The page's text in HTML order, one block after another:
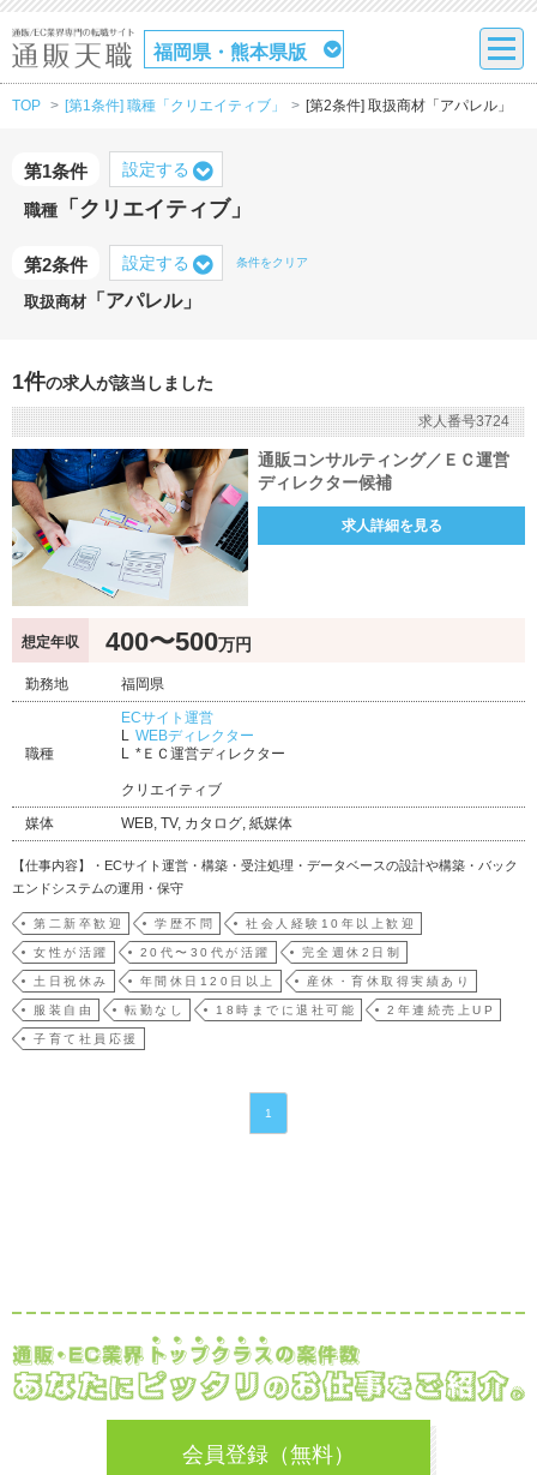
福岡県・熊本県版
TOP [第1条件] 職種「クリエイティブ」 [第2条件] 取扱商材「アパレル」
第1条件
職種 「クリエイティブ」
設定する
第2条件
取扱商材 「アパレル」
設定する 条件をクリア
1件の求人が該当しました
求人番号3724
通販コンサルティング／ＥＣ運営
ディレクター候補
求人詳細を見る
想定年収 400〜500万円
勤務地 福岡県
職種
ECサイト運営
WEBディレクター
*ＥＣ運営ディレクター
クリエイティブ
媒体
WEB, TV, カタログ, 紙媒体
【仕事内容】・ECサイト運営・構築・受注処理・データベースの設計や構築・バック
エンドシステムの運用・保守
第二新卒歓迎 学歴不問 社会人経験10年以上歓迎
女性が活躍 20代〜30代が活躍 完全週休2日制
土日祝休み 年間休日120日以上 産休・育休取得実績あり
服装自由 転勤なし 18時までに退社可能 2年連続売上UP
子育て社員応援
1
会員登録（無料）